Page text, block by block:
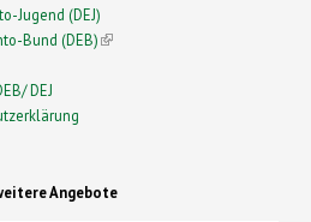
Jugend (DEJ)
Bund (DEB)(link is external)
DEJ
Angebote